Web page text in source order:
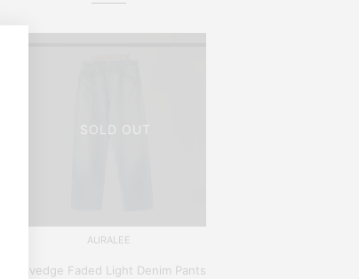
AURALEE
Selvedge Faded Light Denim Pants
SOLD OUT